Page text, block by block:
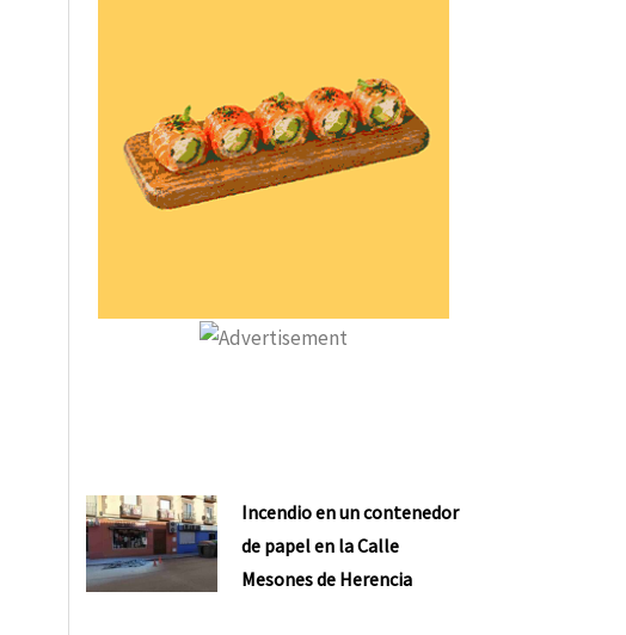
Incendio en un contenedor
de papel en la Calle
Mesones de Herencia